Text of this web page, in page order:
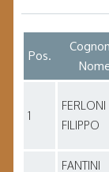
Pos.
1
FERLONI
FILIPPO
FANTINI